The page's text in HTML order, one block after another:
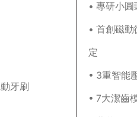
牙刷
• 專研小
• 首創磁
定
• 3重智能
• 7大潔齒